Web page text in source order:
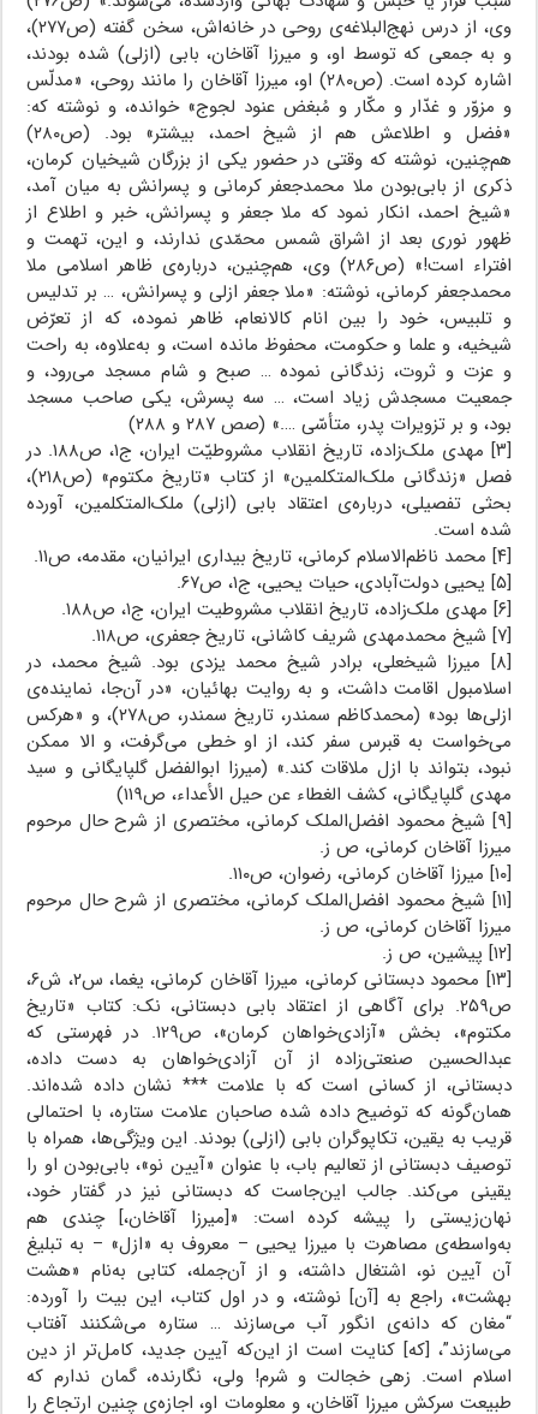
وی، از درس نهج‌البلاغه‌ی روحی در خانه‌اش، سخن گفته (ص۲۷۷)،
و به جمعی که توسط او، و میرزا آقاخان، بابی (ازلی) شده بودند،
اشاره کرده است. (ص۲۸۰) او، میرزا آقاخان را مانند روحی، «مدلّس
و مزوّر و غدّار و مکّار و مُبغض عنود لجوج» خوانده، و نوشته که:
«فضل و اطلاعش هم از شیخ احمد، بیشتر» بود. (ص۲۸۰)
هم‌چنین، نوشته که وقتی در حضور یکی از بزرگان شیخیان کرمان،
ذکری از بابی‌بودن ملا محمدجعفر کرمانی و پسرانش به میان آمد،
«شیخ احمد، انکار نمود که ملا جعفر و پسرانش، خبر و اطلاع از
ظهور نوری بعد از اشراق شمس محمّدی ندارند، و این، تهمت و
افتراء است!» (ص۲۸۶) وی، هم‌چنین، درباره‌ی ظاهر اسلامی ملا
محمدجعفر کرمانی، نوشته: «ملا جعفر ازلی و پسرانش، … بر تدلیس
و تلبیس، خود را بین انام کالانعام، ظاهر نموده، که از تعرّض
شیخیه، و علما و حکومت، محفوظ مانده است، و به‌علاوه، به راحت
و عزت و ثروت، زندگانی نموده … صبح و شام مسجد می‌رود، و
جمعیت مسجدش زیاد است، … سه پسرش، یکی صاحب مسجد
بود، و بر تزویرات پدر، متأسّی ….» (صص ۲۸۷ و ۲۸۸)
[۳] مهدی ملک‌زاده، تاریخ انقلاب مشروطیّت ایران، ج۱، ص۱۸۸. در
فصل «زندگانی ملک‌المتکلمین» از کتاب «تاریخ مکتوم» (ص۲۱۸)،
بحثی تفصیلی، درباره‌ی اعتقاد بابی (ازلی) ملک‌المتکلمین، آورده
شده است.
[۴] محمد ناظم‌الاسلام کرمانی، تاریخ بیداری ایرانیان، مقدمه، ص۱۱.
[۵] یحیی دولت‌آبادی، حیات یحیی، ج۱، ص۶۷.
[۶] مهدی ملک‌زاده، تاریخ انقلاب مشروطیت ایران، ج۱، ص۱۸۸.
[۷] شیخ محمدمهدی شریف کاشانی، تاریخ جعفری، ص۱۱۸.
[۸] میرزا شیخعلی، برادر شیخ محمد یزدی بود. شیخ محمد، در
اسلامبول اقامت داشت، و به روایت بهائیان، «در آن‌جا، نماینده‌ی
ازلی‌ها بود» (محمدکاظم سمندر، تاریخ سمندر، ص۲۷۸)، و «هرکس
می‌خواست به قبرس سفر کند، از او خطی می‌گرفت، و الا ممکن
نبود، بتواند با ازل ملاقات کند.» (میرزا ابوالفضل گلپایگانی و سید
مهدی گلپایگانی، کشف الغطاء عن حیل الأعداء، ص۱۱۹)
[۹] شیخ محمود افضل‌الملک کرمانی، مختصری از شرح حال مرحوم
میرزا آقاخان کرمانی، ص ز.
[۱۰] میرزا آقاخان کرمانی، رضوان، ص۱۱۰.
[۱۱] شیخ محمود افضل‌الملک کرمانی، مختصری از شرح حال مرحوم
میرزا آقاخان کرمانی، ص ز.
[۱۲] پیشین، ص ز.
[۱۳] محمود دبستانی کرمانی، میرزا آقاخان کرمانی، یغما، س۲، ش۶،
ص۲۵۹. برای آگاهی از اعتقاد بابی دبستانی، نک: کتاب «تاریخ
مکتوم»، بخش «آزادی‌خواهان کرمان»، ص۱۲۹. در فهرستی که
عبدالحسین صنعتی‌زاده از آن آزادی‌خواهان به دست داده،
دبستانی، از کسانی است که با علامت *** نشان داده شده‌اند.
همان‌گونه که توضیح داده شده صاحبان علامت ستاره، با احتمالی
قریب به یقین، تکاپوگران بابی (ازلی) بودند. این ویژگی‌ها، همراه با
توصیف دبستانی از تعالیم باب، با عنوان «آیین نو»، بابی‌بودن او را
یقینی می‌کند. جالب این‌جاست که دبستانی نیز در گفتار خود،
نهان‌زیستی را پیشه کرده است: «[میرزا آقاخان،] چندی هم
به‌واسطه‌ی مصاهرت با میرزا یحیی – معروف به «ازل» – به تبلیغ
آن آیین نو، اشتغال داشته، و از آن‌جمله، کتابی به‌نام «هشت
بهشت»، راجع به [آن] نوشته، و در اول کتاب، این بیت را آورده:
“مغان که دانه‌ی انگور آب می‌سازند … ستاره می‌شکنند آفتاب
می‌سازند”، [که] کنایت است از این‌که آیین جدید، کامل‌تر از دین
اسلام است. زهی خجالت و شرم! ولی، نگارنده، گمان ندارم که
طبیعت سرکش میرزا آقاخان، و معلومات او، اجازه‌ی چنین ارتجاع را